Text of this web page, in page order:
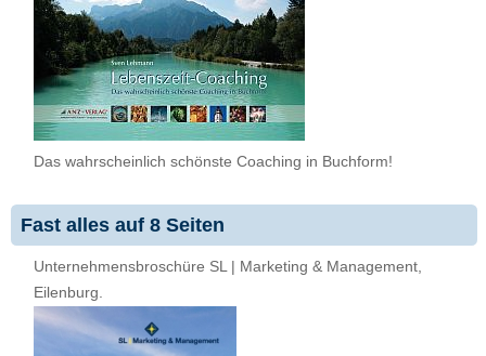
Das wahrscheinlich schönste Coaching in Buchform!
Fast alles auf 8 Seiten
Unternehmensbroschüre SL | Marketing & Management,
Eilenburg.